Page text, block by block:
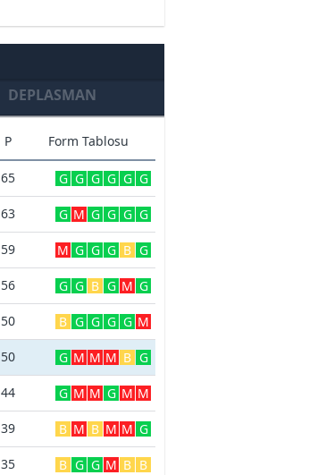
DEPLASMAN
P Form Tablosu
65 G G G G G G
63 G M G G G G
59 M G G G B G
56 G G B G M G
50 B G G G G M
50 G M M M B G
44 G M M G M M
39 B M B M M G
35 B G G M B B